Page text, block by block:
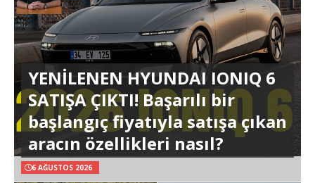
YENİLENEN HYUNDAI IONIQ 6
SATIŞA ÇIKTI! Başarılı bir
başlangıç fiyatıyla satışa çıkan
aracın özellikleri nasıl?
6 AĞUSTOS 2026